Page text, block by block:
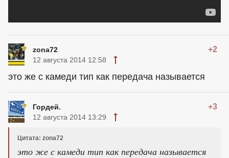
zona72 +2
12 августа 2014 12:58
это же с камеди тип как передача называется
Гордей. +3
12 августа 2014 13:29
Цитата: zona72
это же с камеди тип как передача называется